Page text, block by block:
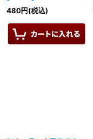
480円(税込)